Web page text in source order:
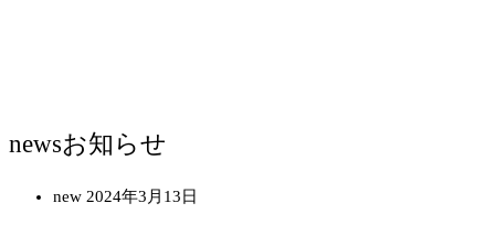
newsお知らせ
new 2024年3月13日